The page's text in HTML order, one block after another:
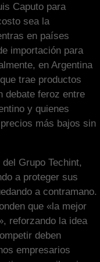
Caputo para
sea la
en países
importación para
en Argentina
trae productos
debate feroz entre
y quienes
más bajos sin
Grupo Techint,
a proteger sus
a contramano.
que «la mejor
reforzando la idea
deben
empresarios